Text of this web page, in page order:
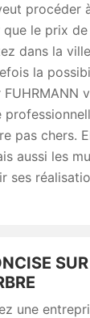
procéder
le prix
dans la
la
pas chers.
aussi les
ses
une